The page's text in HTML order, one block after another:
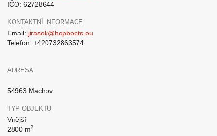
IČO: 62728644
KONTAKTNÍ INFORMACE
Email: jirasek@hopboots.eu
Telefon: +420732863574
ADRESA
54963 Machov
TYP OBJEKTU
Vnější
2800 m2